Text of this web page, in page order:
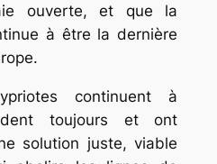
ouverte, et que la
à être la dernière
continuent à
toujours et ont
solution juste, viable